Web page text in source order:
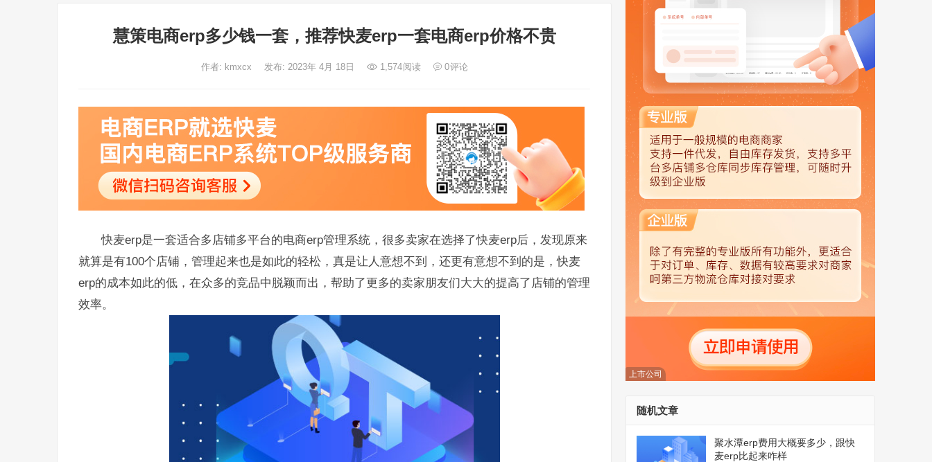
慧策电商erp多少钱一套，推荐快麦erp一套电商erp价格不贵
作者: kmxcx 发布: 2023年 4月 18日 1,574阅读 0评论
快麦erp是一套适合多店铺多平台的电商erp管理系统，很多卖家在选择了快麦erp后，发现原来
就算是有100个店铺，管理起来也是如此的轻松，真是让人意想不到，还更有意想不到的是，快麦
erp的成本如此的低，在众多的竞品中脱颖而出，帮助了更多的卖家朋友们大大的提高了店铺的管理
效率。
上市公司
随机文章
聚水潭erp费用大概要多少，跟快
麦erp比起来咋样